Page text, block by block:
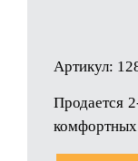
Артикул:
Продается
комфортных